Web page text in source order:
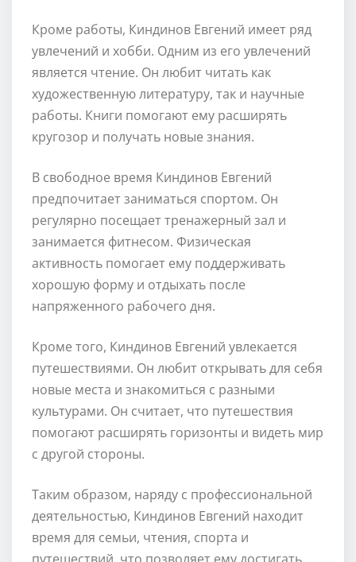
Кроме работы, Киндинов Евгений имеет ряд
увлечений и хобби. Одним из его увлечений
является чтение. Он любит читать как
художественную литературу, так и научные
работы. Книги помогают ему расширять
кругозор и получать новые знания.
В свободное время Киндинов Евгений
предпочитает заниматься спортом. Он
регулярно посещает тренажерный зал и
занимается фитнесом. Физическая
активность помогает ему поддерживать
хорошую форму и отдыхать после
напряженного рабочего дня.
Кроме того, Киндинов Евгений увлекается
путешествиями. Он любит открывать для себя
новые места и знакомиться с разными
культурами. Он считает, что путешествия
помогают расширять горизонты и видеть мир
с другой стороны.
Таким образом, наряду с профессиональной
деятельностью, Киндинов Евгений находит
время для семьи, чтения, спорта и